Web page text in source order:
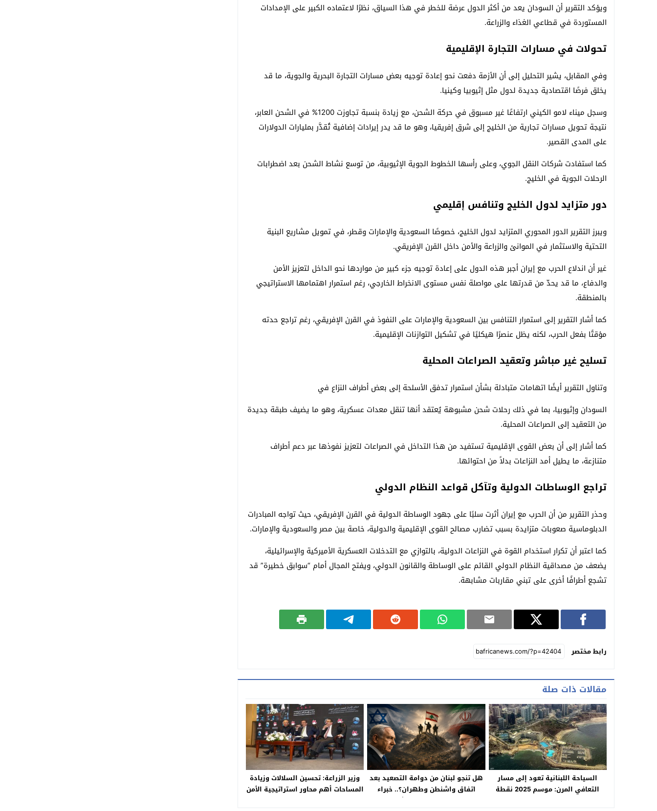
ويؤكد التقرير أن السودان يعد من أكثر الدول عرضة للخطر في هذا السياق، نظرًا لاعتماده الكبير على الإمدادات
المستوردة في قطاعي الغذاء والزراعة.
تحولات في مسارات التجارة الإقليمية
وفي المقابل، يشير التحليل إلى أن الأزمة دفعت نحو إعادة توجيه بعض مسارات التجارة البحرية والجوية، ما قد
يخلق فرصًا اقتصادية جديدة لدول مثل إثيوبيا وكينيا.
وسجل ميناء لامو الكيني ارتفاعًا غير مسبوق في حركة الشحن، مع زيادة بنسبة تجاوزت 1200% في الشحن العابر،
نتيجة تحويل مسارات تجارية من الخليج إلى شرق إفريقيا، وهو ما قد يدر إيرادات إضافية تُقدَّر بمليارات الدولارات
على المدى القصير.
كما استفادت شركات النقل الجوي، وعلى رأسها الخطوط الجوية الإثيوبية، من توسع نشاط الشحن بعد اضطرابات
الرحلات الجوية في الخليج.
دور متزايد لدول الخليج وتنافس إقليمي
ويبرز التقرير الدور المحوري المتزايد لدول الخليج، خصوصًا السعودية والإمارات وقطر، في تمويل مشاريع البنية
التحتية والاستثمار في الموانئ والزراعة والأمن داخل القرن الإفريقي.
غير أن اندلاع الحرب مع إيران أجبر هذه الدول على إعادة توجيه جزء كبير من مواردها نحو الداخل لتعزيز الأمن
والدفاع، ما قد يحدّ من قدرتها على مواصلة نفس مستوى الانخراط الخارجي، رغم استمرار اهتمامها الاستراتيجي
بالمنطقة.
كما أشار التقرير إلى استمرار التنافس بين السعودية والإمارات على النفوذ في القرن الإفريقي، رغم تراجع حدته
مؤقتًا بفعل الحرب، لكنه يظل عنصرًا هيكليًا في تشكيل التوازنات الإقليمية.
تسليح غير مباشر وتعقيد الصراعات المحلية
وتناول التقرير أيضًا اتهامات متبادلة بشأن استمرار تدفق الأسلحة إلى بعض أطراف النزاع في
السودان وإثيوبيا، بما في ذلك رحلات شحن مشبوهة يُعتقد أنها تنقل معدات عسكرية، وهو ما يضيف طبقة جديدة
من التعقيد إلى الصراعات المحلية.
كما أشار إلى أن بعض القوى الإقليمية تستفيد من هذا التداخل في الصراعات لتعزيز نفوذها عبر دعم أطراف
متنازعة، ما يطيل أمد النزاعات بدلاً من احتوائها.
تراجع الوساطات الدولية وتآكل قواعد النظام الدولي
وحذر التقرير من أن الحرب مع إيران أثرت سلبًا على جهود الوساطة الدولية في القرن الإفريقي، حيث تواجه المبادرات
الدبلوماسية صعوبات متزايدة بسبب تضارب مصالح القوى الإقليمية والدولية، خاصة بين مصر والسعودية والإمارات.
كما اعتبر أن تكرار استخدام القوة في النزاعات الدولية، بالتوازي مع التدخلات العسكرية الأميركية والإسرائيلية،
يضعف من مصداقية النظام الدولي القائم على الوساطة والقانون الدولي، ويفتح المجال أمام “سوابق خطيرة” قد
تشجع أطرافًا أخرى على تبني مقاربات مشابهة.
رابط مختصر
مقالات ذات صلة
السياحة اللبنانية تعود إلى مسار
التعافي المرن: موسم 2025 نقطة
هل تنجو لبنان من دوامة التصعيد بعد
اتفاق واشنطن وطهران؟.. خبراء
لبنانيون يحللون المشهد
وزير الزراعة: تحسين السلالات وزيادة
المساحات أهم محاور استراتيجية الأمن